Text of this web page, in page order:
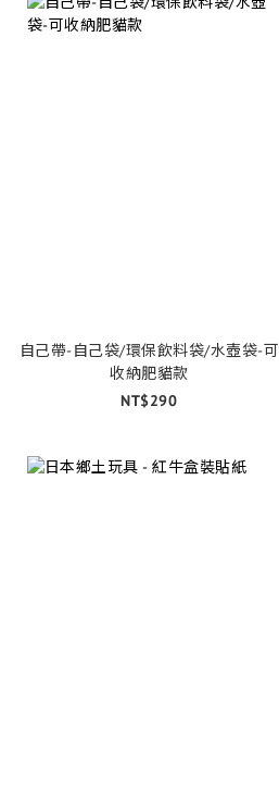
自己帶-自己袋/環保飲料袋/水壺袋-可
收納肥貓款
NT$290